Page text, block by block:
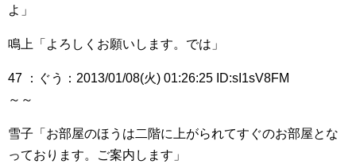
よ」
鳴上「よろしくお願いします。では」
47 ：ぐう：2013/01/08(火) 01:26:25 ID:sI1sV8FM
～～
雪子「お部屋のほうは二階に上がられてすぐのお部屋とな
っております。ご案内します」